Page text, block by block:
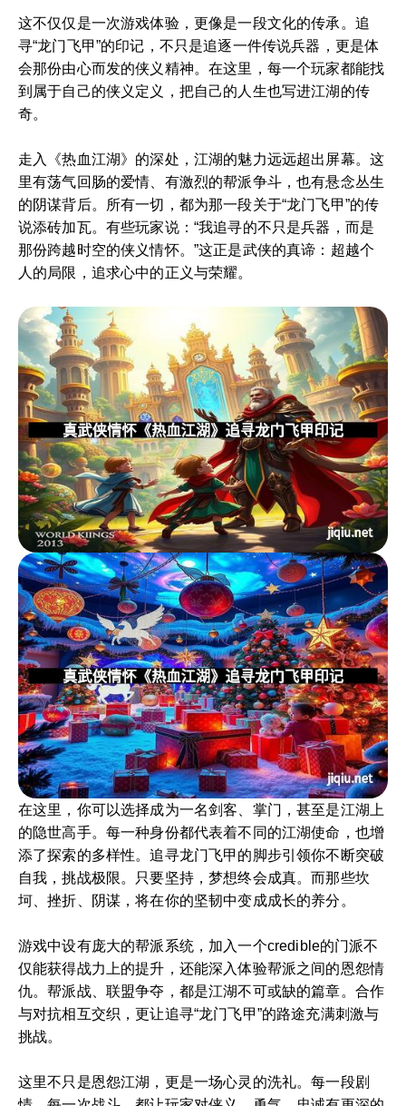
这不仅仅是一次游戏体验，更像是一段文化的传承。追
寻“龙门飞甲”的印记，不只是追逐一件传说兵器，更是体
会那份由心而发的侠义精神。在这里，每一个玩家都能找
到属于自己的侠义定义，把自己的人生也写进江湖的传
奇。
走入《热血江湖》的深处，江湖的魅力远远超出屏幕。这
里有荡气回肠的爱情、有激烈的帮派争斗，也有悬念丛生
的阴谋背后。所有一切，都为那一段关于“龙门飞甲”的传
说添砖加瓦。有些玩家说：“我追寻的不只是兵器，而是
那份跨越时空的侠义情怀。”这正是武侠的真谛：超越个
人的局限，追求心中的正义与荣耀。
在这里，你可以选择成为一名剑客、掌门，甚至是江湖上
的隐世高手。每一种身份都代表着不同的江湖使命，也增
添了探索的多样性。追寻龙门飞甲的脚步引领你不断突破
自我，挑战极限。只要坚持，梦想终会成真。而那些坎
坷、挫折、阴谋，将在你的坚韧中变成成长的养分。
游戏中设有庞大的帮派系统，加入一个credible的门派不
仅能获得战力上的提升，还能深入体验帮派之间的恩怨情
仇。帮派战、联盟争夺，都是江湖不可或缺的篇章。合作
与对抗相互交织，更让追寻“龙门飞甲”的路途充满刺激与
挑战。
这里不只是恩怨江湖，更是一场心灵的洗礼。每一段剧